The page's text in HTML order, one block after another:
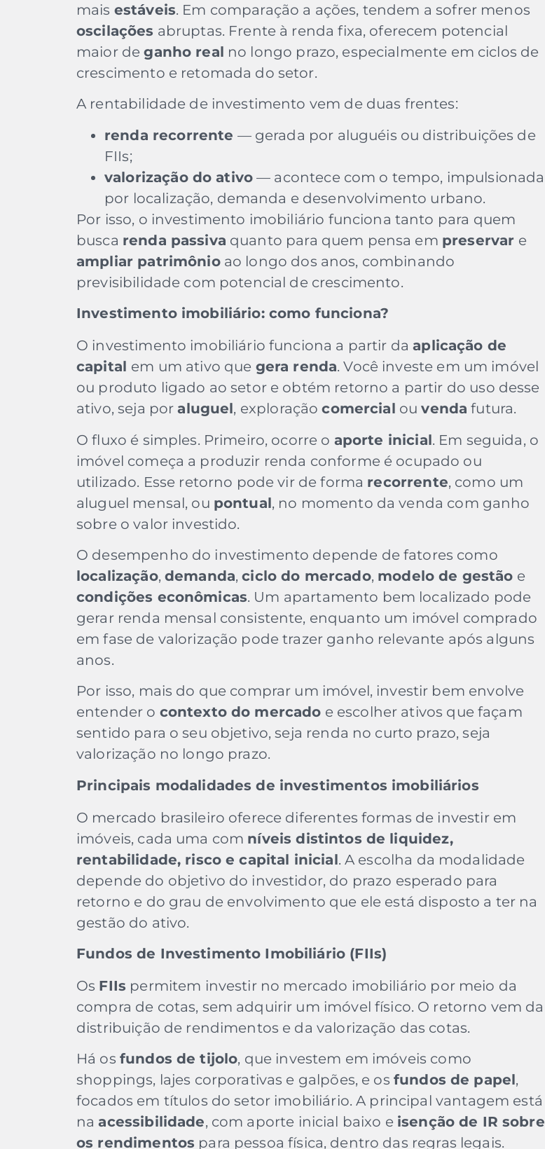
mais estáveis. Em comparação a ações, tendem a sofrer menos
oscilações abruptas. Frente à renda fixa, oferecem potencial
maior deganho real no longo prazo, especialmente em ciclos de
crescimento e retomada do setor.
A rentabilidade de investimento vem de duas frentes:
renda recorrente — gerada por aluguéis ou distribuições de
FIIs;
valorização do ativo — acontece com o tempo, impulsionada
por localização, demanda e desenvolvimento urbano.
Por isso, o investimento imobiliário funciona tanto para quem
busca renda passiva quanto para quem pensa em preservar e
ampliar patrimônioao longo dos anos, combinando
previsibilidade com potencial de crescimento.
Investimento imobiliário: como funciona?
O investimento imobiliário funciona a partir daaplicação de
capital em um ativo que gera renda. Você investe em um imóvel
ou produto ligado ao setor e obtém retorno a partir do uso desse
ativo, seja poraluguel, exploraçãocomercial ouvenda futura.
O fluxo é simples. Primeiro, ocorre o aporte inicial. Em seguida, o
imóvel começa a produzir renda conforme é ocupado ou
utilizado. Esse retorno pode vir de forma recorrente, como um
aluguel mensal, ou pontual, no momento da venda com ganho
sobre o valor investido.
O desempenho do investimento depende de fatores como
localização, demanda,ciclo do mercado, modelo de gestão e
condições econômicas. Um apartamento bem localizado pode
gerar renda mensal consistente, enquanto um imóvel comprado
em fase de valorização pode trazer ganho relevante após alguns
anos.
Por isso, mais do que comprar um imóvel, investir bem envolve
entender o contexto do mercado e escolher ativos que façam
sentido para o seu objetivo, seja renda no curto prazo, seja
valorização no longo prazo.
Principais modalidades de investimentos imobiliários
O mercado brasileiro oferece diferentes formas de investir em
imóveis, cada uma com níveis distintos de liquidez,
rentabilidade, risco e capital inicial. A escolha da modalidade
depende do objetivo do investidor, do prazo esperado para
retorno e do grau de envolvimento que ele está disposto a ter na
gestão do ativo.
Fundos de Investimento Imobiliário (FIIs)
Os FIIs permitem investir no mercado imobiliário por meio da
compra de cotas, sem adquirir um imóvel físico. O retorno vem da
distribuição de rendimentos e da valorização das cotas.
Há os fundos de tijolo, que investem em imóveis como
shoppings, lajes corporativas e galpões, e os fundos de papel,
focados em títulos do setor imobiliário. A principal vantagem está
naacessibilidade, com aporte inicial baixo e isenção de IR sobre
os rendimentos para pessoa física, dentro das regras legais.